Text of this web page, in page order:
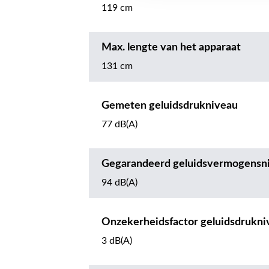
119 cm
Max. lengte van het apparaat
131 cm
Gemeten geluidsdrukniveau
77 dB(A)
Gegarandeerd
94 dB(A)
Onzekerheidsfactor
3 dB(A)